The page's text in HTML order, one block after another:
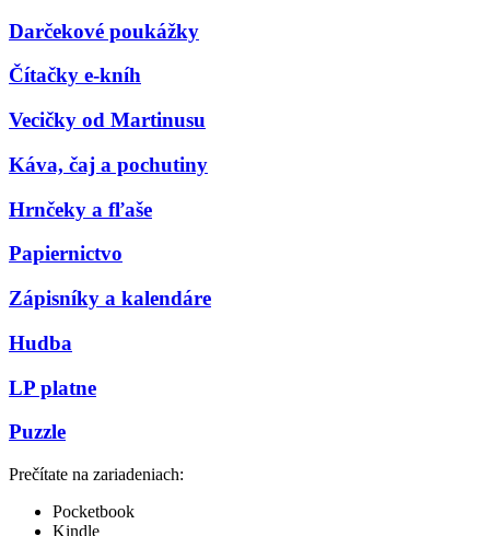
Darčekové poukážky
Čítačky e-kníh
Vecičky od Martinusu
Káva, čaj a pochutiny
Hrnčeky a fľaše
Papiernictvo
Zápisníky a kalendáre
Hudba
LP platne
Puzzle
Prečítate na zariadeniach:
Pocketbook
Kindle